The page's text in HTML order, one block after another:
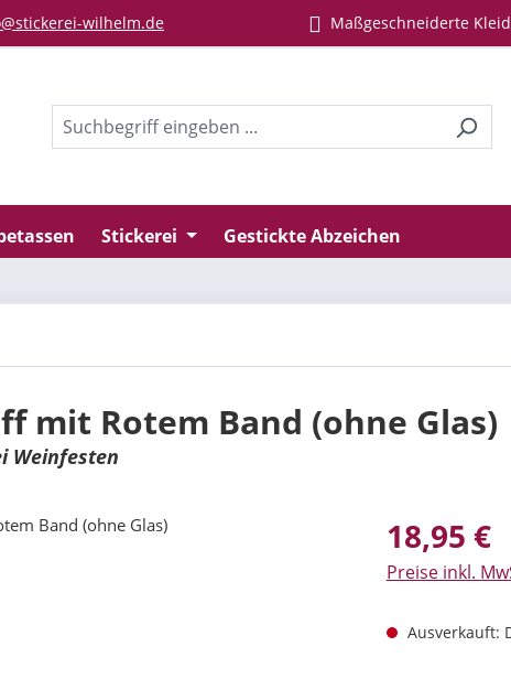
wilhelm.de Maßgeschneiderte
Stickerei Gestickte Abzeichen
mit Rotem Band (ohne Glas)
Weinfesten
Regulärer Preis:
18,95 €
Preise inkl.
Ausverkauft: